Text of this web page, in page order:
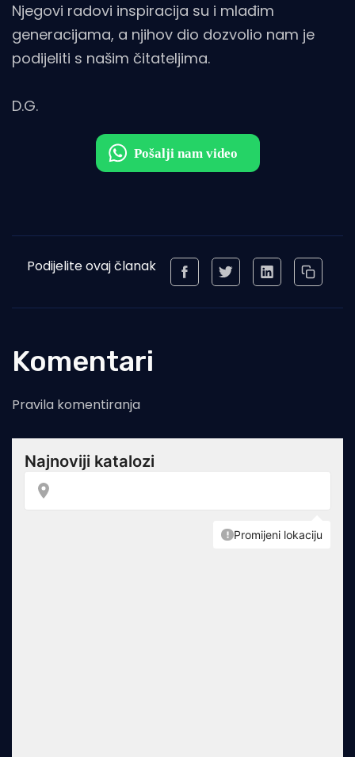
Njegovi radovi inspiracija su i mlađim
generacijama, a njihov dio dozvolio nam je
podijeliti s našim čitateljima.
D.G.
Podijelite ovaj članak
Komentari
Pravila komentiranja